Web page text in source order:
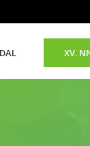
XV.